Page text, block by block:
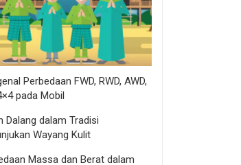
Perbedaan FWD, RWD, AWD,
pada Mobil
Dalang dalam Tradisi
Wayang Kulit
Massa dan Berat dalam